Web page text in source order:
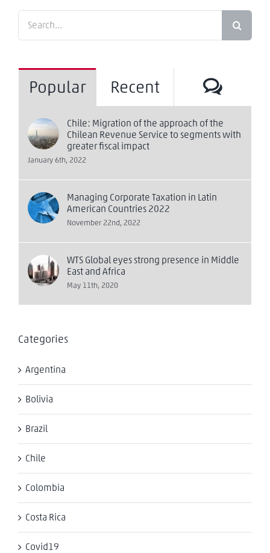
Popular Recent
Chile: Migration of the approach of the
Chilean Revenue Service to segments with
greater fiscal impact
January 6th, 2022
Managing Corporate Taxation in Latin
American Countries 2022
November 22nd, 2022
WTS Global eyes strong presence in Middle
East and Africa
May 11th, 2020
Categories
Argentina
Bolivia
Brazil
Chile
Colombia
Costa Rica
Covid19